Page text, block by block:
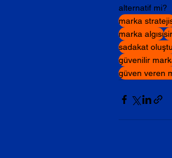
alternatif mi?
marka
marka algısı
sadakat
güvenilir
güven veren